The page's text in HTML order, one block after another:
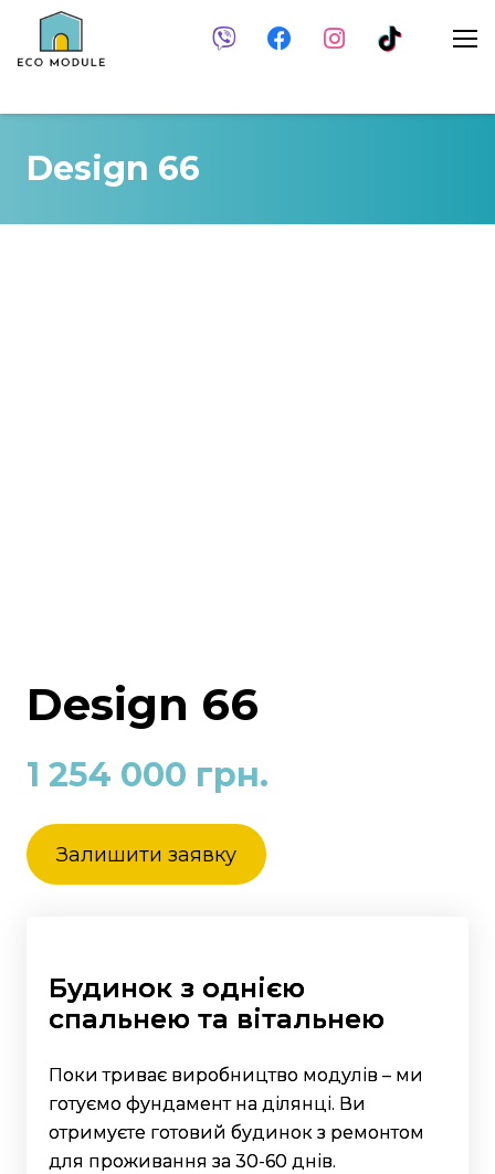
Design 66
Design 66
1 254 000 грн.
Залишити заявку
Будинок з однією
спальнею та вітальнею
Поки триває виробництво модулів – ми
готуємо фундамент на ділянці. Ви
отримуєте готовий будинок з ремонтом
для проживання за 30-60 днів.